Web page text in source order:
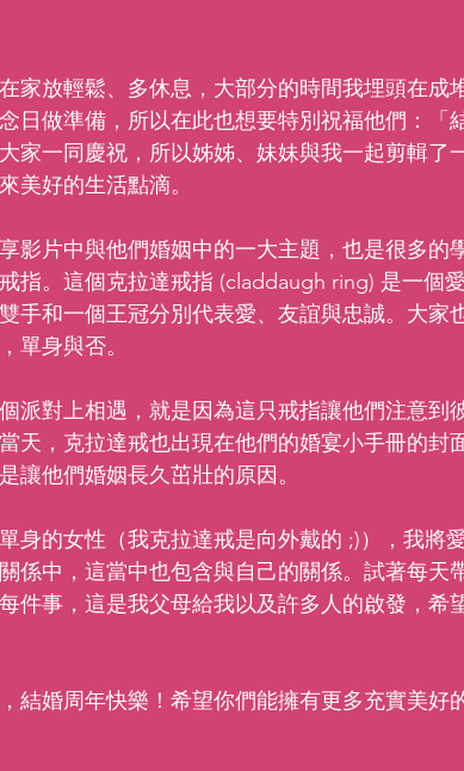
家放輕鬆、多休息，大部分的時間我埋頭在成
日做準備，所以在此也想要特別祝福他們：「
家一同慶祝，所以姊姊、妹妹與我一起剪輯了
美好的生活點滴。
影片中與他們婚姻中的一大主題，也是很多的
指。這個克拉達戒指 (claddaugh ring) 是一個
手和一個王冠分別代表愛、友誼與忠誠。大家
單身與否。
派對上相遇，就是因為這只戒指讓他們注意到
天，克拉達戒也出現在他們的婚宴小手冊的封
讓他們婚姻長久茁壯的原因。
身的女性（我克拉達戒是向外戴的 ;)），我將
係中，這當中也包含與自己的關係。試著每天
件事，這是我父母給我以及許多人的啟發，希
結婚周年快樂！希望你們能擁有更多充實美好